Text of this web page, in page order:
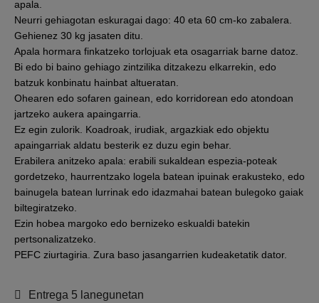
apala.
Neurri gehiagotan eskuragai dago: 40 eta 60 cm-ko zabalera.
Gehienez 30 kg jasaten ditu.
Apala hormara finkatzeko torlojuak eta osagarriak barne datoz.
Bi edo bi baino gehiago zintzilika ditzakezu elkarrekin, edo
batzuk konbinatu hainbat altueratan.
Ohearen edo sofaren gainean, edo korridorean edo atondoan
jartzeko aukera apaingarria.
Ez egin zulorik. Koadroak, irudiak, argazkiak edo objektu
apaingarriak aldatu besterik ez duzu egin behar.
Erabilera anitzeko apala: erabili sukaldean espezia-poteak
gordetzeko, haurrentzako logela batean ipuinak erakusteko, edo
bainugela batean lurrinak edo idazmahai batean bulegoko gaiak
biltegiratzeko.
Ezin hobea margoko edo bernizeko eskualdi batekin
pertsonalizatzeko.
PEFC ziurtagiria. Zura baso jasangarrien kudeaketatik dator.
Entrega 5 lanegunetan